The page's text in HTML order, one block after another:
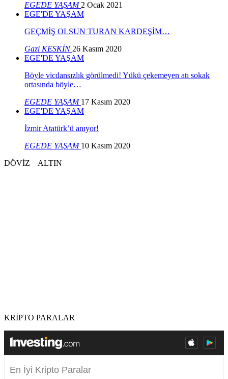
EGEDE YAŞAM 2 Ocak 2021
EGE'DE YAŞAM
GEÇMİŞ OLSUN TURAN KARDEŞİM…
Gazi KESKİN 26 Kasım 2020
EGE'DE YAŞAM
Böyle vicdansızlık görülmedi! Yükü çekemeyen atı sokak
ortasında böyle…
EGEDE YAŞAM 17 Kasım 2020
EGE'DE YAŞAM
İzmir Atatürk’ü anıyor!
EGEDE YAŞAM 10 Kasım 2020
DÖVİZ – ALTIN
KRİPTO PARALAR